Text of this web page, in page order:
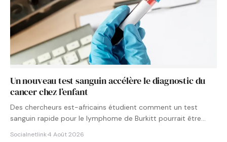
Un nouveau test sanguin accélère le diagnostic du
cancer chez l’enfant
Des chercheurs est-africains étudient comment un test
sanguin rapide pour le lymphome de Burkitt pourrait être
Socialnetlink·4 Août 2026